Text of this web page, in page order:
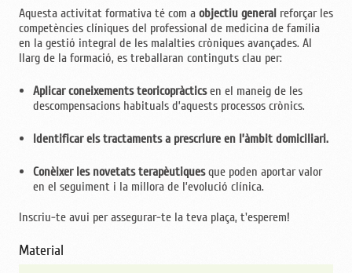
Aquesta activitat formativa té com a objectiu general reforçar les
competències clíniques del professional de medicina de família
en la gestió integral de les malalties cròniques avançades. Al
llarg de la formació, es treballaran continguts clau per:
Aplicar coneixements teoricopràcticsen el maneig de les
descompensacions habituals d’aquests processos crònics.
Identificar els tractaments a prescriure en l’àmbit domiciliari.
Conèixer les novetats terapèutiquesque poden aportar valor
en el seguiment i la millora de l’evolució clínica.
Inscriu-te avui per assegurar-te la teva plaça, t'esperem!
Material